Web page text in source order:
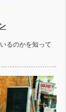
るのかを知って